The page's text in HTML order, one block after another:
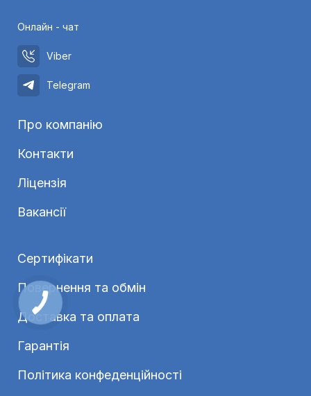
Онлайн - чат
Viber
Telegram
Про компанію
Контакти
Ліцензія
Вакансії
Сертифікати
Повернення та обмін
Доставка та оплата
Гарантія
Політика конфеденційності